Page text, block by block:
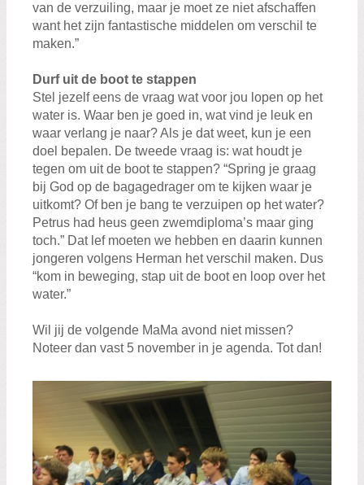
van de verzuiling, maar je moet ze niet afschaffen
want het zijn fantastische middelen om verschil te
maken.”
Durf uit de boot te stappen
Stel jezelf eens de vraag wat voor jou lopen op het
water is. Waar ben je goed in, wat vind je leuk en
waar verlang je naar? Als je dat weet, kun je een
doel bepalen. De tweede vraag is: wat houdt je
tegen om uit de boot te stappen? “Spring je graag
bij God op de bagagedrager om te kijken waar je
uitkomt? Of ben je bang te verzuipen op het water?
Petrus had heus geen zwemdiploma’s maar ging
toch.” Dat lef moeten we hebben en daarin kunnen
jongeren volgens Herman het verschil maken. Dus
“kom in beweging, stap uit de boot en loop over het
water.”
Wil jij de volgende MaMa avond niet missen?
Noteer dan vast 5 november in je agenda. Tot dan!